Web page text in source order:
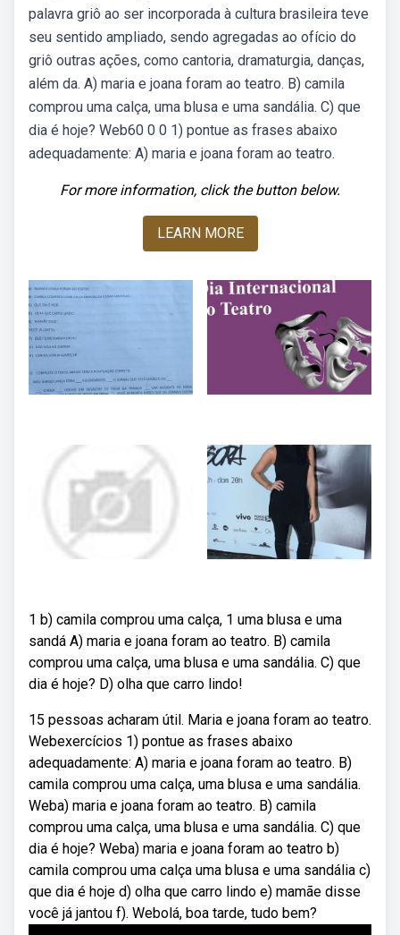
palavra griô ao ser incorporada à cultura brasileira teve
seu sentido ampliado, sendo agregadas ao ofício do
griô outras ações, como cantoria, dramaturgia, danças,
além da. A) maria e joana foram ao teatro. B) camila
comprou uma calça, uma blusa e uma sandália. C) que
dia é hoje? Web60 0 0 1) pontue as frases abaixo
adequadamente: A) maria e joana foram ao teatro.
For more information, click the button below.
LEARN MORE
1 b) camila comprou uma calça, 1 uma blusa e uma
sandá A) maria e joana foram ao teatro. B) camila
comprou uma calça, uma blusa e uma sandália. C) que
dia é hoje? D) olha que carro lindo!
15 pessoas acharam útil. Maria e joana foram ao teatro.
Webexercícios 1) pontue as frases abaixo
adequadamente: A) maria e joana foram ao teatro. B)
camila comprou uma calça, uma blusa e uma sandália.
Weba) maria e joana foram ao teatro. B) camila
comprou uma calça, uma blusa e uma sandália. C) que
dia é hoje? Weba) maria e joana foram ao teatro b)
camila comprou uma calça uma blusa e uma sandália c)
que dia é hoje d) olha que carro lindo e) mamãe disse
você já jantou f). Webolá, boa tarde, tudo bem?